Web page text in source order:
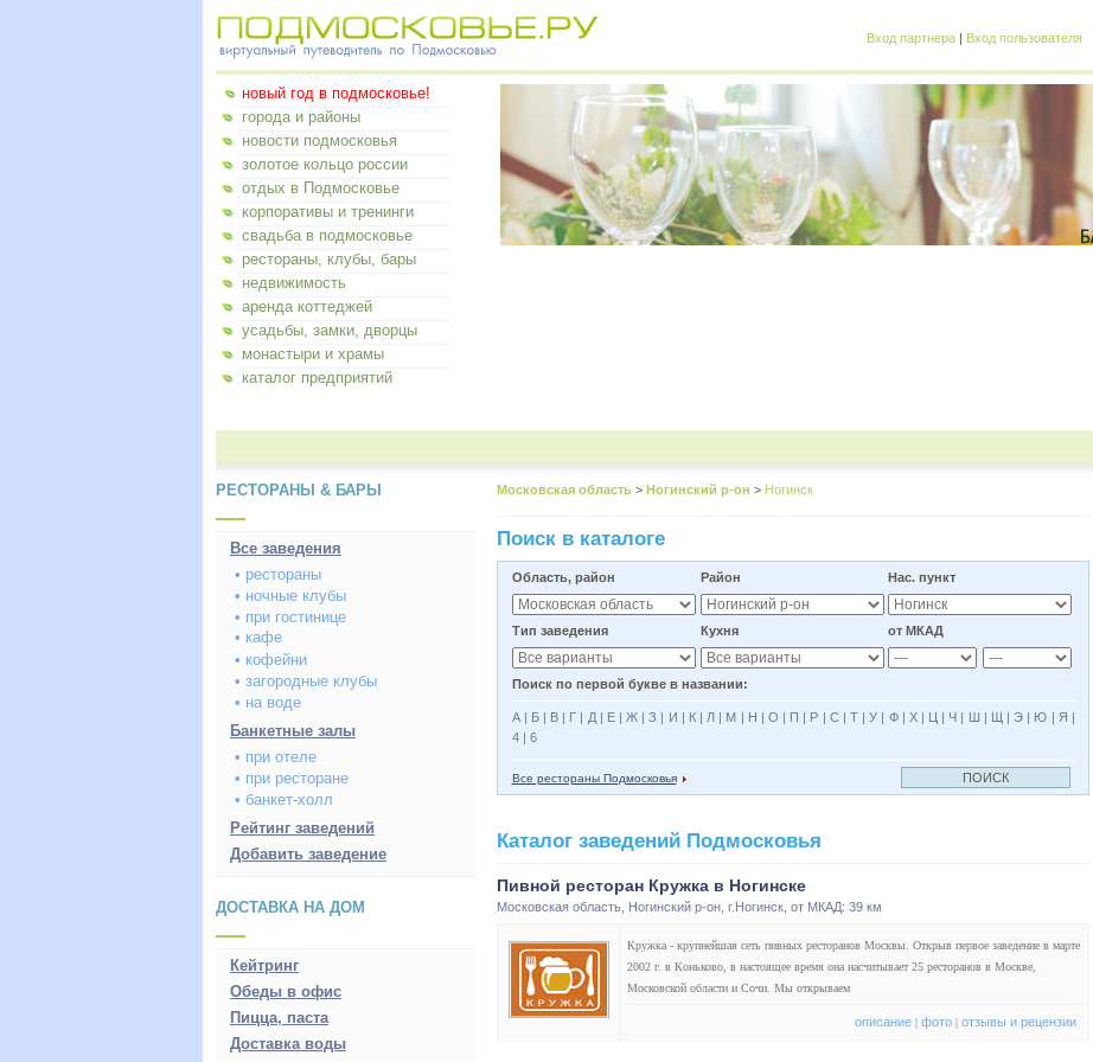
Вход партнера | Вход пользователя
новый год в подмосковье!
города и районы
новости подмосковья
золотое кольцо россии
отдых в Подмосковье
корпоративы и тренинги
свадьба в подмосковье
рестораны, клубы, бары
недвижимость
аренда коттеджей
усадьбы, замки, дворцы
монастыри и храмы
каталог предприятий
РЕСТОРАНЫ & БАРЫ
Все заведения
• рестораны
• ночные клубы
• при гостинице
• кафе
• кофейни
• загородные клубы
• на воде
Банкетные залы
• при отеле
• при ресторане
• банкет-холл
Рейтинг заведений
Добавить заведение
ДОСТАВКА НА ДОМ
Кейтринг
Обеды в офис
Пицца, паста
Доставка воды
Московская область > Ногинский р-он > Ногинск
Поиск в каталоге
Область, район Район Нас. пункт
Тип заведения Кухня от МКАД
Поиск по первой букве в названии:
А| Б| В | Г | Д| Е|Ж |З | И | К| Л | М | Н | О | П | Р | С|Т |У | Ф| Х| Ц | Ч | Ш | Щ | Э | Ю | Я |
4| 6
Все рестораны Подмосковья
Каталог заведений Подмосковья
Пивной ресторан Кружка в Ногинске
Московская область Ногинский р-он г.Ногинск , от МКАД: 39 км
Кружка - крупнейшая сеть пивных ресторанов Москвы. Открыв первое заведение в марте
2002 г. в Коньково, в настоящее время она насчитывает 25 ресторанов в Москве,
Московской области и Сочи. Мы открываем
описание | фото | отзывы и рецензии